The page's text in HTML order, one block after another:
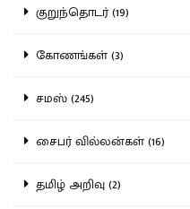
குறுந்தொடர் (19)
கோணங்கள் (3)
சமஸ் (245)
சைபர் வில்லன்கள் (16)
தமிழ் அறிவு (2)